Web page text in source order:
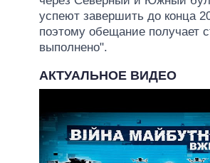
успеют завершить до конца
поэтому обещание получает
выполнено".
АКТУАЛЬНОЕ ВИДЕО